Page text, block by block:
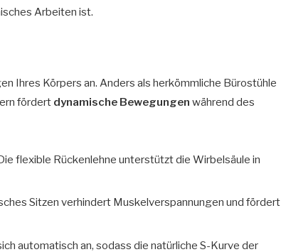
Arbeiten ist.
Ihres Körpers an. Anders als herkömmliche Bürostühle
fördert dynamische Bewegungen während des
flexible Rückenlehne unterstützt die Wirbelsäule in
Sitzen verhindert Muskelverspannungen und fördert
automatisch an, sodass die natürliche S-Kurve der